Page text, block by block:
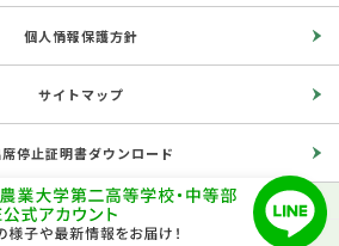
個人情報保護方針
サイトマップ
席停止証明書ダウンロード
School, Tokyo University of Agriculture.